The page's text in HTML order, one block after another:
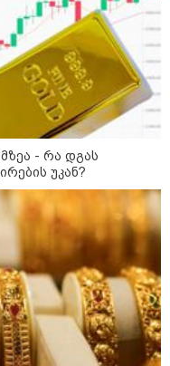
ალექსანდრე
ChatGPT-ის აწვდის
ელექტროშოკის
და ეუბნება:
თუ არა პიროვნებას,
დაივიწყე, რაც
- გიგა ავალიანის
2026
ზღვაზე 17 წლის ბიჭი
ცნობილი ხდება მისი
2026
არტ-მეურნეობაში,
სახელობის
კურსამთავრებულებს
გადაეცათ
- რა დგას
უკან?